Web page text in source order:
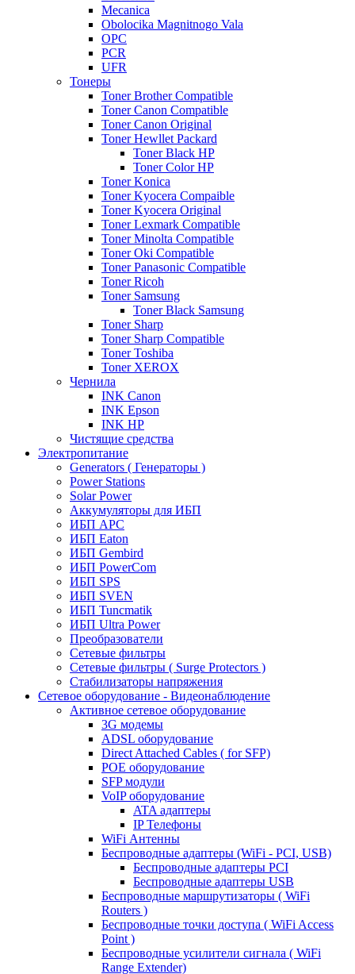
Mecanica
Obolocika Magnitnogo Vala
OPC
PCR
UFR
Тонеры
Toner Brother Compatible
Toner Canon Compatible
Toner Canon Original
Toner Hewllet Packard
Toner Black HP
Toner Color HP
Toner Konica
Toner Kyocera Compaible
Toner Kyocera Original
Toner Lexmark Compatible
Toner Minolta Compatible
Toner Oki Compatible
Toner Panasonic Compatible
Toner Ricoh
Toner Samsung
Toner Black Samsung
Toner Sharp
Toner Sharp Compatible
Toner Toshiba
Toner XEROX
Чернила
INK Canon
INK Epson
INK HP
Чистящие средства
Электропитание
Generators ( Генераторы )
Power Stations
Solar Power
Аккумуляторы для ИБП
ИБП APC
ИБП Eaton
ИБП Gembird
ИБП PowerCom
ИБП SPS
ИБП SVEN
ИБП Tuncmatik
ИБП Ultra Power
Преобразователи
Сетевые фильтры
Сетевые фильтры ( Surge Protectors )
Стабилизаторы напряжения
Сетевое оборудование - Видеонаблюдение
Активное сетевое оборудование
3G модемы
ADSL оборудование
Direct Attached Cables ( for SFP)
POE оборудование
SFP модули
VoIP оборудование
ATA адаптеры
IP Телефоны
WiFi Антенны
Беспроводные адаптеры (WiFi - PCI, USB)
Беспроводные адаптеры PCI
Беспроводные адаптеры USB
Беспроводные маршрутизаторы ( WiFi
Routers )
Беспроводные точки доступа ( WiFi Access
Point )
Беспроводные усилители сигнала ( WiFi
Range Extender)